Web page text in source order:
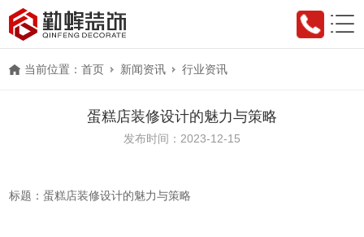
当前位置：首页 新闻资讯 行业资讯
蛋糕店装修设计的魅力与策略
发布时间：2023-12-15
标题：蛋糕店装修设计的魅力与策略